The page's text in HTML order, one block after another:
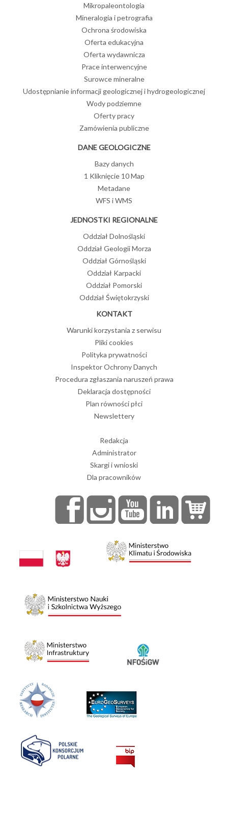
Mikropaleontologia
Mineralogia i petrografia
Ochrona środowiska
Oferta edukacyjna
Oferta wydawnicza
Prace interwencyjne
Surowce mineralne
Udostępnianie informacji geologicznej i hydrogeologicznej
Wody podziemne
Oferty pracy
Zamówienia publiczne
DANE GEOLOGICZNE
Bazy danych
1 Kliknięcie 10 Map
Metadane
WFS i WMS
JEDNOSTKI REGIONALNE
Oddział Dolnośląski
Oddział Geologii Morza
Oddział Górnośląski
Oddział Karpacki
Oddział Pomorski
Oddział Świętokrzyski
KONTAKT
Warunki korzystania z serwisu
Pliki cookies
Polityka prywatności
Inspektor Ochrony Danych
Procedura zgłaszania naruszeń prawa
Deklaracja dostępności
Plan równości płci
Newslettery
Redakcja
Administrator
Skargi i wnioski
Dla pracowników